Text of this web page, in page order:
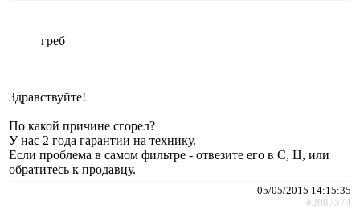
греб
Здравствуйте!
По какой причине сгорел?
У нас 2 года гарантии на технику.
Если проблема в самом фильтре - отвезите его в С, Ц, или
обратитесь к продавцу.
05/05/2015 14:15:35
#2087574